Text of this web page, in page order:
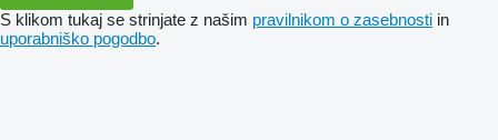
S klikom tukaj se strinjate z našim pravilnikom o zasebnosti in
uporabniško pogodbo.